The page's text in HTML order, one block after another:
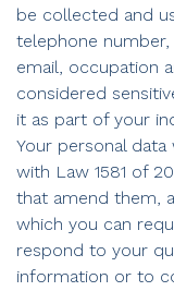
be collected and
telephone
email, occupation
considered
it as part of your
Your personal
with Law 1581 of
that amend them,
which you can
respond to your
information or to